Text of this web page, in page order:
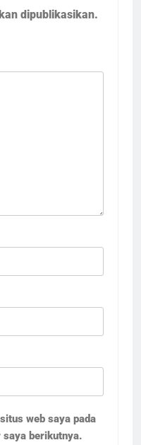
dipublikasikan.
web saya pada
saya berikutnya.